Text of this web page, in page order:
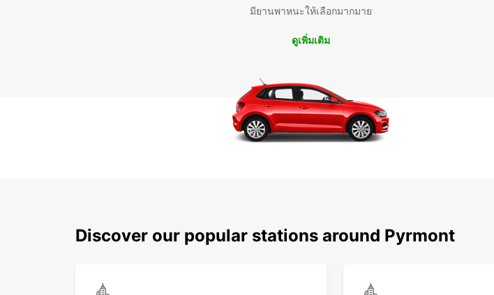
มียานพาหนะให้เลือกมากมาย
ดูเพิ่มเติม
Discover our popular stations around Pyrmont